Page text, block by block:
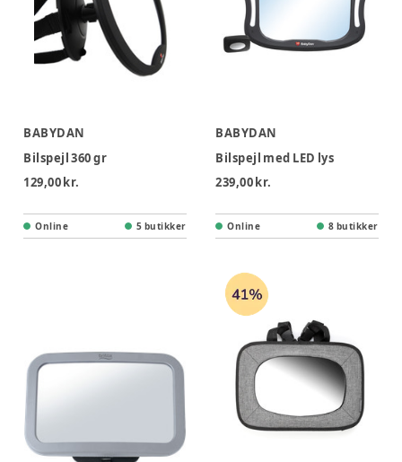
BABYDAN
Bilspejl 360 gr
129,00 kr.
Online 5 butikker
BABYDAN
Bilspejl med LED lys
239,00 kr.
Online 8 butikker